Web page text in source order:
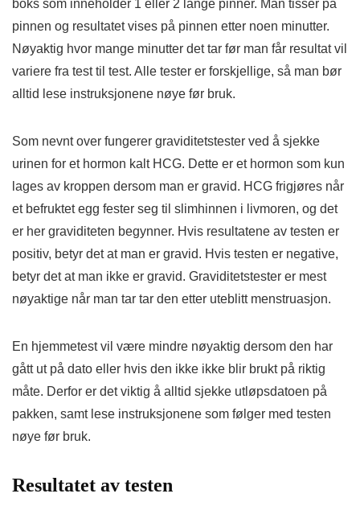
boks som inneholder 1 eller 2 lange pinner. Man tisser på
pinnen og resultatet vises på pinnen etter noen minutter.
Nøyaktig hvor mange minutter det tar før man får resultat vil
variere fra test til test. Alle tester er forskjellige, så man bør
alltid lese instruksjonene nøye før bruk.
Som nevnt over fungerer graviditetstester ved å sjekke
urinen for et hormon kalt HCG. Dette er et hormon som kun
lages av kroppen dersom man er gravid. HCG frigjøres når
et befruktet egg fester seg til slimhinnen i livmoren, og det
er her graviditeten begynner. Hvis resultatene av testen er
positiv, betyr det at man er gravid. Hvis testen er negative,
betyr det at man ikke er gravid. Graviditetstester er mest
nøyaktige når man tar tar den etter uteblitt menstruasjon.
En hjemmetest vil være mindre nøyaktig dersom den har
gått ut på dato eller hvis den ikke ikke blir brukt på riktig
måte. Derfor er det viktig å alltid sjekke utløpsdatoen på
pakken, samt lese instruksjonene som følger med testen
nøye før bruk.
Resultatet av testen